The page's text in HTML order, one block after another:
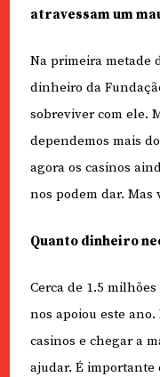
atravessam um
Na primeira metade
dinheiro da
sobreviver com ele.
dependemos mais
agora os casinos
nos podem dar. Mas
Quanto dinheiro
Cerca de 1.5
nos apoiou este
casinos e chegar a
ajudar. É importante